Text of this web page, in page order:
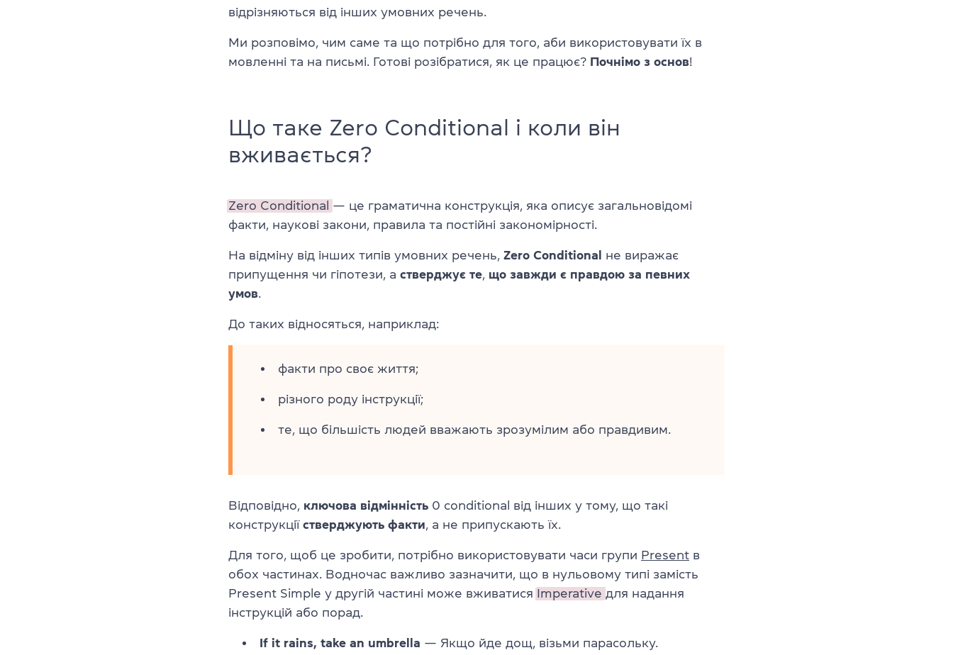
відрізняються від інших умовних речень.
Ми розповімо, чим саме та що потрібно для того, аби використовувати їх в
мовленні та на письмі. Готові розібратися, як це працює? Почнімо з основ!
Що таке Zero Conditional і коли він
вживається?
Zero Conditional
— це граматична конструкція, яка описує загальновідомі
факти, наукові закони, правила та постійні закономірності.
На відміну від інших типів умовних речень, Zero Conditional
не виражає
припущення чи гіпотези, а стверджує те, що завжди є правдою за певних
умов.
До таких відносяться, наприклад:
факти про своє життя;
різного роду інструкції;
те, що більшість людей вважають зрозумілим або правдивим.
Відповідно, ключова відмінність 0 conditional від інших у тому, що такі
конструкції стверджують факти, а не припускають їх.
Для того, щоб це зробити, потрібно використовувати часи групи Present в
обох частинах. Водночас важливо зазначити, що в нульовому типі замість
Present Simple у другій частині може вживатися Imperative для надання
інструкцій або порад.
If it rains, take an umbrella — Якщо йде дощ, візьми парасольку.